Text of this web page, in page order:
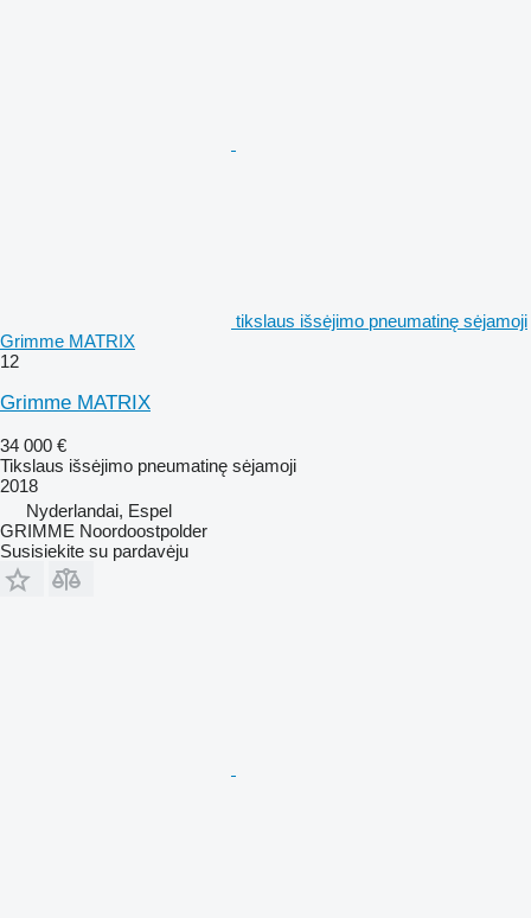
tikslaus išsėjimo pneumatinę sėjamoji
Grimme MATRIX
12
Grimme MATRIX
34 000 €
Tikslaus išsėjimo pneumatinę sėjamoji
2018
Nyderlandai, Espel
GRIMME Noordoostpolder
Susisiekite su pardavėju